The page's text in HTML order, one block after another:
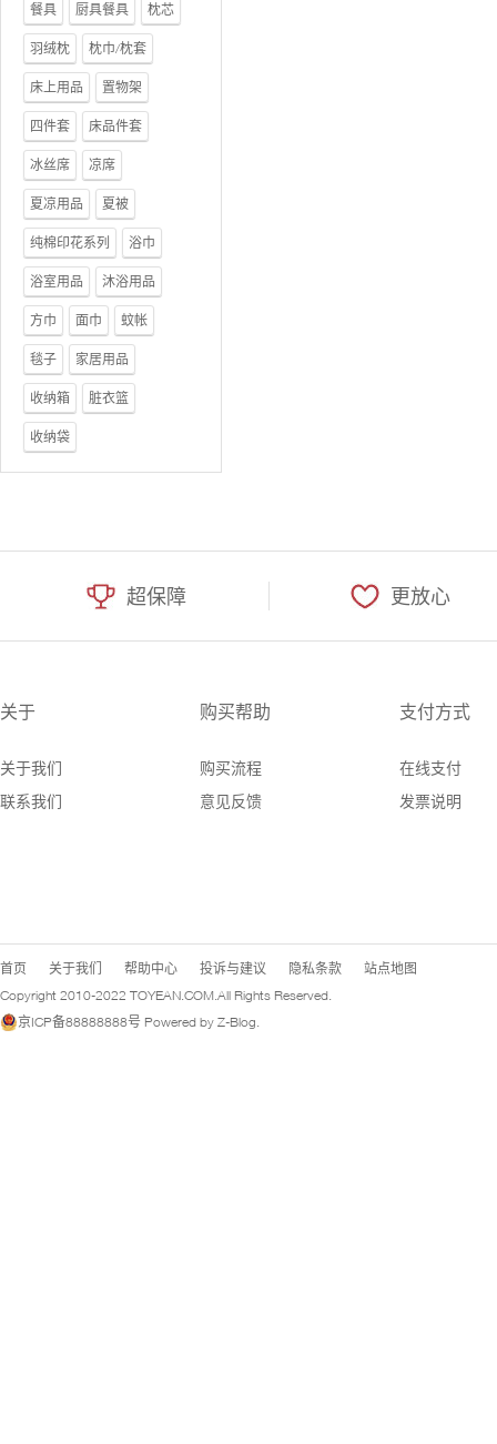
餐具 厨具餐具 枕芯
羽绒枕 枕巾/枕套
床上用品 置物架
四件套 床品件套
冰丝席 凉席
夏凉用品 夏被
纯棉印花系列 浴巾
浴室用品 沐浴用品
方巾 面巾 蚊帐
毯子 家居用品
收纳箱 脏衣篮
收纳袋
超保障 更放心
关于
关于我们
联系我们
购买帮助
购买流程
意见反馈
支付方式
在线支付
发票说明
首页 关于我们 帮助中心 投诉与建议 隐私条款
站点地图
Copyright 2010-2022 TOYEAN.COM.All Rights Reserved.
京ICP备88888888号 Powered by Z-Blog.